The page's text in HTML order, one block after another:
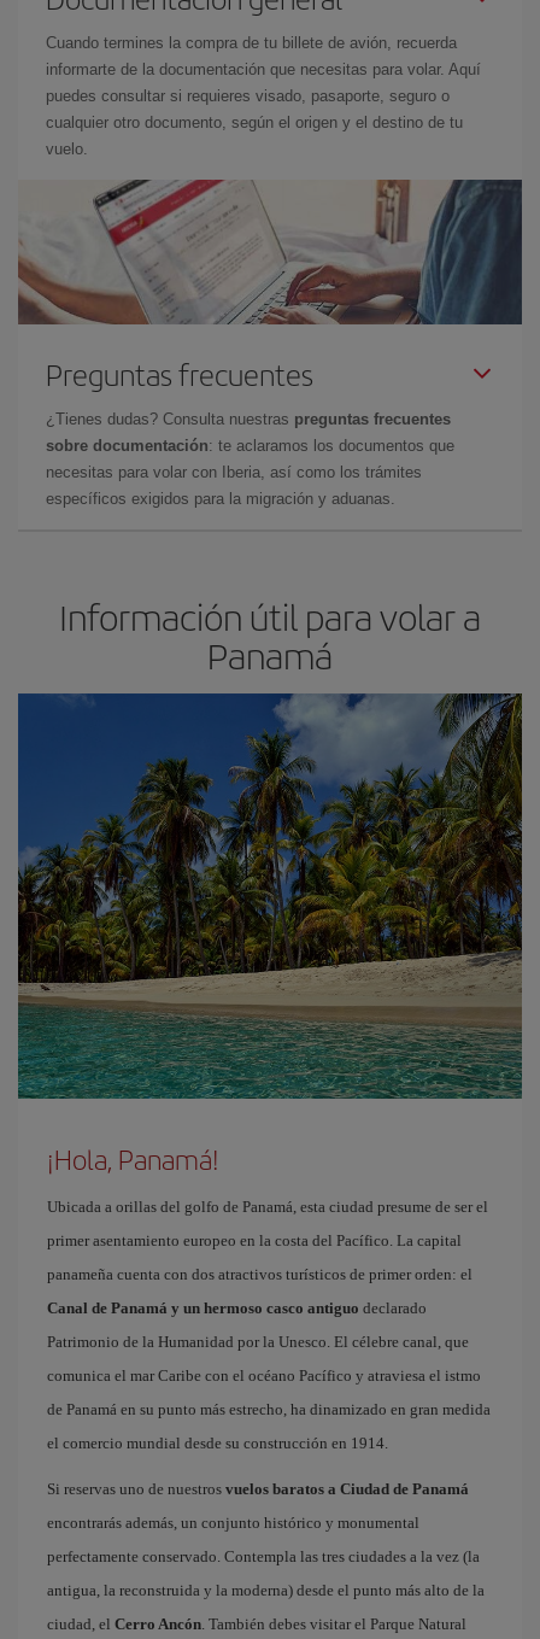
Cuando termines la compra de tu billete de avión, recuerda
informarte de la documentación que necesitas para volar. Aquí
puedes consultar si requieres visado, pasaporte, seguro o
cualquier otro documento, según el origen y el destino de tu
vuelo.
Preguntas frecuentes
¿Tienes dudas? Consulta nuestras preguntas frecuentes
sobre documentación: te aclaramos los documentos que
necesitas para volar con Iberia, así como los trámites
específicos exigidos para la migración y aduanas.
Información útil para volar a
Panamá
¡Hola, Panamá!
Ubicada a orillas del golfo de Panamá, esta ciudad presume de ser el
primer asentamiento europeo en la costa del Pacífico. La capital
panameña cuenta con dos atractivos turísticos de primer orden: el
Canal de Panamá y un hermoso casco antiguo declarado
Patrimonio de la Humanidad por la Unesco. El célebre canal, que
comunica el mar Caribe con el océano Pacífico y atraviesa el istmo
de Panamá en su punto más estrecho, ha dinamizado en gran medida
el comercio mundial desde su construcción en 1914.
Si reservas uno de nuestros vuelos baratos a Ciudad de Panamá
encontrarás además, un conjunto histórico y monumental
perfectamente conservado. Contempla las tres ciudades a la vez (la
antigua, la reconstruida y la moderna) desde el punto más alto de la
ciudad, el Cerro Ancón. También debes visitar el Parque Natural